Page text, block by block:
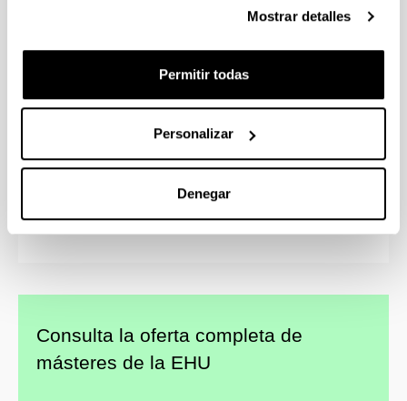
Mostrar detalles
Permitir todas
Personalizar
Denegar
Dirección y Gestión de Empresas (Executive
Medio Ambiente, Sostenibilidad y ODS
Marketing y Dirección Comercial
Consulta la oferta completa de
másteres de la EHU